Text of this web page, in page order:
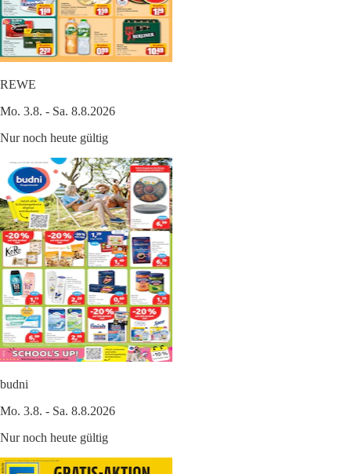
REWE
Mo. 3.8. - Sa. 8.8.2026
Nur noch heute gültig
budni
Mo. 3.8. - Sa. 8.8.2026
Nur noch heute gültig